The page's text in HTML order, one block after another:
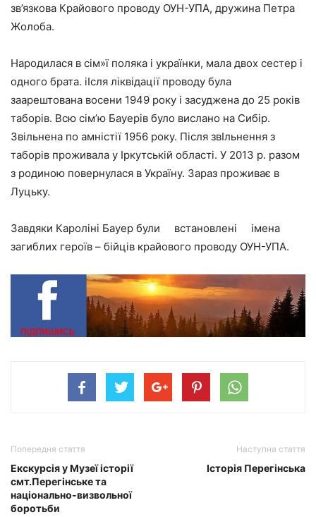
зв’язкова Крайового проводу ОУН-УПА, дружина Петра
Жолоба.
Народилася в сім»ї поляка і українки, мала двох сестер і
одного брата. іIсля ліквідації проводу була
заарештована восени 1949 року і засуджена до 25 років
таборів. Всю сім’ю Бауерів було вислано на Сибір.
3вільнена по амністії 1956 року. Після звIльнення з
таборів проживала у Iркутській області. У 2013 р. разом
з родиною повернулася в Україну. Зараз проживає в
Луцьку.
Завдяки Кароліні Бауер були встановлені імена
загиблих героїв – бійців крайового проводу ОУН-УПА.
Попередня стаття
Екскурсія у Музеї історії
смт.Перегінське та
національно-визвольної
боротьби
Наступна стаття
Історія Перегінська